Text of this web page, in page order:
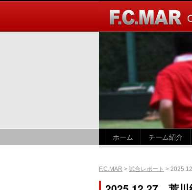
ホーム チーム紹介
F.C.MAR > 試合レポート >